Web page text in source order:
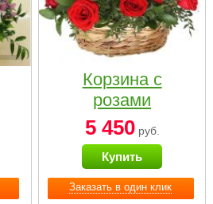
Заказать в один клик
Корзина с
розами
«Красный
Париж»
5 450руб.
Купить